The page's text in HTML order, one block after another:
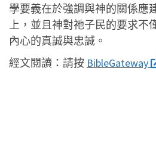
學要義在於強調與神的關係應
上，並且神對祂子民的要求不
內心的真誠與忠誠。
經文閱讀： 請按 BibleGateway